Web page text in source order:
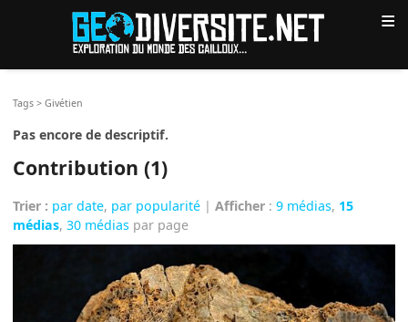
≡
Tags >Givétien
Pas encore de descriptif.
Contribution (1)
Trier : par date, par popularité |Afficher :9 médias, 15
médias,30 médias par page